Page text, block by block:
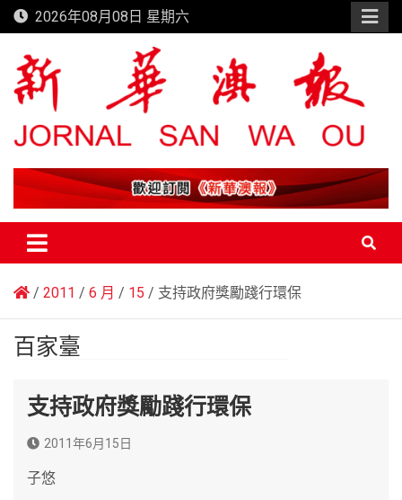
Skip
to
content
2026年08月08日 星期六
新華澳報
2011 6 月 15 支持政府獎勵踐行環保
百家臺
支持政府獎勵踐行環保
2011年6月15日
子悠